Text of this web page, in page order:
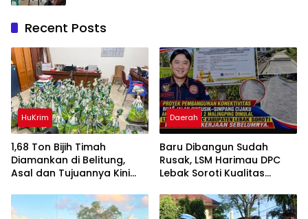
Recent Posts
HuKrim
1,68 Ton Bijih Timah
Diamankan di Belitung,
Asal dan Tujuannya Kini
Daerah
Baru Dibangun Sudah
Rusak, LSM Harimau DPC
Lebak Soroti Kualitas
Cikeusik-Simpang Cijaku